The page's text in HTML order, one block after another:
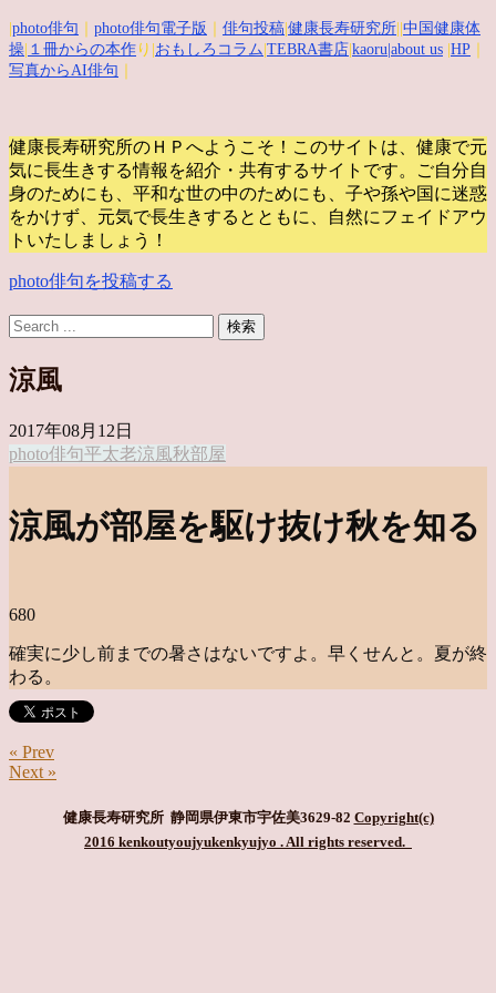
photo俳句 photo俳句電子版 俳句投稿 健康長寿研究所 中国健康体
操 １冊からの本作 り| おもしろコラム TEBRA書店 kaoru |about us HP
写真からAI俳句
健康長寿研究所のＨＰへようこそ！このサイトは、健康で元
気に長生きする情報を紹介・共有するサイトです。
ご自分自
身のためにも、平和な世の中のためにも、子や孫や国に迷惑
をかけず、元気で長生きするとともに、自然にフェイドアウ
トいたしましょう！
photo俳句を投稿する
涼風
2017年08月12日
photo俳句平太老涼風秋部屋
涼風が部屋を駆け抜け秋を知る
680
確実に少し前までの暑さはないですよ。早くせんと。夏が終
わる。
« Prev
Next »
健康長寿研究所 静岡県伊東市宇佐美3629-82 Copyright(c)
2016 kenkoutyoujyukenkyujyo . All rights reserved.